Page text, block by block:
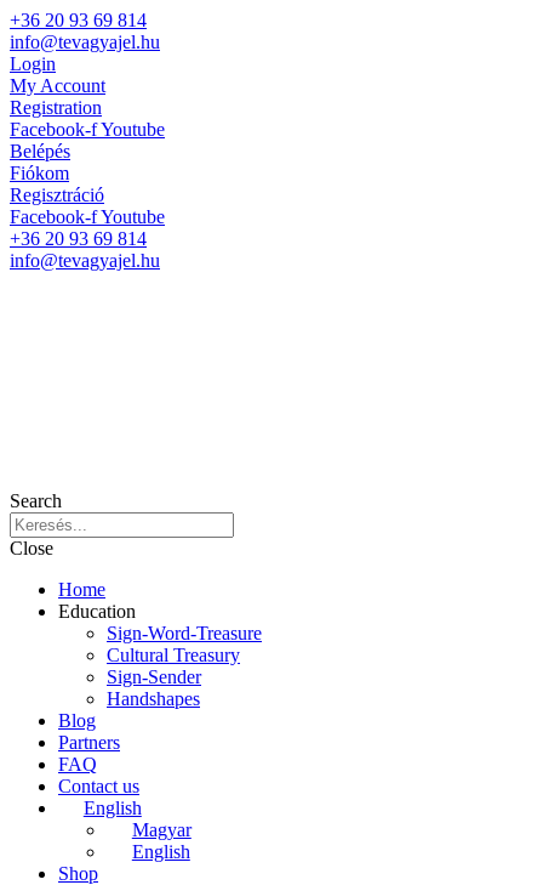
+36 20 93 69 814
info@tevagyajel.hu
Login
My Account
Registration
Facebook-fYoutube
Belépés
Fiókom
Regisztráció
Facebook-fYoutube
+36 20 93 69 814
info@tevagyajel.hu
Search
Close
Home
Education
Sign-Word-Treasure
Cultural Treasury
Sign-Sender
Handshapes
Blog
Partners
FAQ
Contact us
English
Magyar
English
Shop